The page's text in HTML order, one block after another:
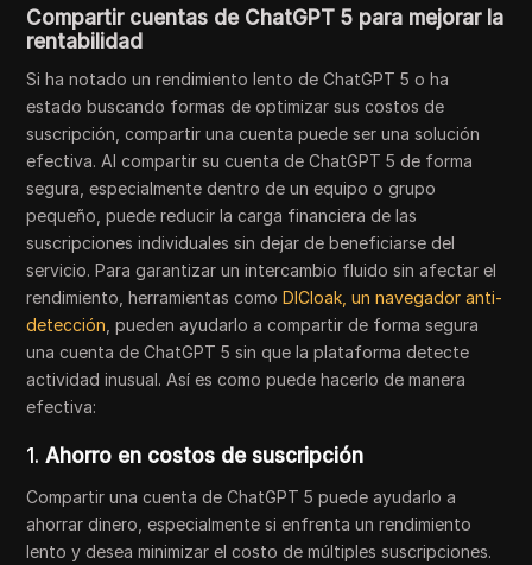
Compartir cuentas de ChatGPT 5 para mejorar la
rentabilidad
Si ha notado un rendimiento lento de ChatGPT 5 o ha
estado buscando formas de optimizar sus costos de
suscripción, compartir una cuenta puede ser una solución
efectiva. Al compartir su cuenta de ChatGPT 5 de forma
segura, especialmente dentro de un equipo o grupo
pequeño, puede reducir la carga financiera de las
suscripciones individuales sin dejar de beneficiarse del
servicio. Para garantizar un intercambio fluido sin afectar el
rendimiento, herramientas comoDICloak, un navegador anti-
detección , pueden ayudarlo a compartir de forma segura
una cuenta de ChatGPT 5 sin que la plataforma detecte
actividad inusual. Así es como puede hacerlo de manera
efectiva:
1.Ahorro en costos de suscripción
Compartir una cuenta de ChatGPT 5 puede ayudarlo a
ahorrar dinero, especialmente si enfrenta un rendimiento
lento y desea minimizar el costo de múltiples suscripciones.